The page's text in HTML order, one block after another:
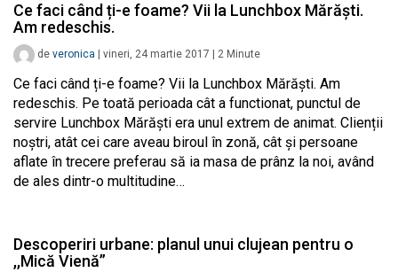
Ce faci când ți-e foame? Vii la Lunchbox Mărăști.
Am redeschis.
de veronica vineri, 24 martie 2017 2 Minute
Ce faci când ți-e foame? Vii la Lunchbox Mărăști. Am
redeschis. Pe toată perioada cât a functionat, punctul de
servire Lunchbox Mărăști era unul extrem de animat. Clienții
noștri, atât cei care aveau biroul în zonă, cât și persoane
aflate în trecere preferau să ia masa de prânz la noi, având
de ales dintr-o multitudine…
Descoperiri urbane: planul unui clujean pentru o
,,Mică Vienă”